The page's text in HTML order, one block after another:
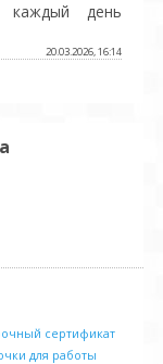
каждый день
20.03.2026, 16:14
сертификат
для работы